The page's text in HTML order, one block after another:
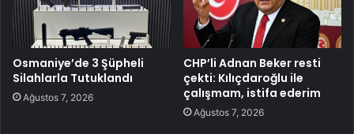
Osmaniye’de 3 Şüpheli
Silahlarla Tutuklandı
Ağustos 7, 2026
CHP’li Adnan Beker resti
çekti: Kılıçdaroğlu ile
çalışmam, istifa ederim
Ağustos 7, 2026